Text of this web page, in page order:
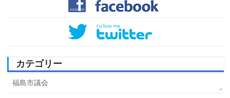
カテゴリー
福島市議会